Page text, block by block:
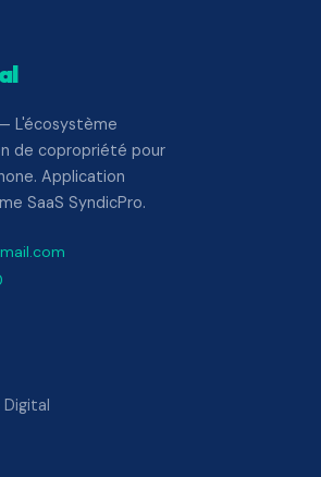
L'écosystème
de copropriété pour
Application
SaaS SyndicPro.